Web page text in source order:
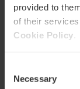
provided to
of their
Cookie Policy
Selection
Necessary
Bioparc